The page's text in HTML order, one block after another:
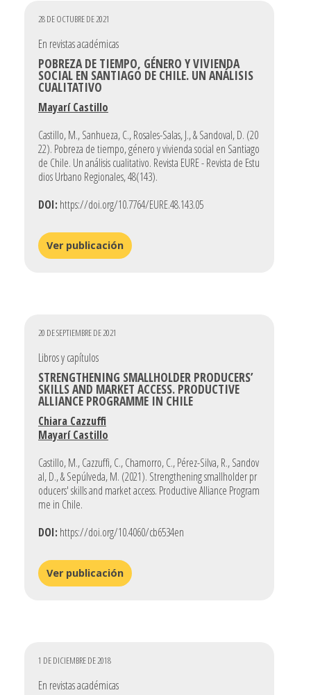
28 DE OCTUBRE DE 2021
En revistas académicas
POBREZA DE TIEMPO, GÉNERO Y VIVIENDA
SOCIAL EN SANTIAGO DE CHILE. UN ANÁLISIS
CUALITATIVO
Mayarí Castillo
Castillo, M., Sanhueza, C., Rosales-Salas, J., & Sandoval, D. (20
22). Pobreza de tiempo, género y vivienda social en Santiago
de Chile. Un análisis cualitativo. Revista EURE - Revista de Estu
dios Urbano Regionales, 48(143).
DOI: https://doi.org/10.7764/EURE.48.143.05
Ver publicación
20 DE SEPTIEMBRE DE 2021
Libros y capítulos
STRENGTHENING SMALLHOLDER PRODUCERS’
SKILLS AND MARKET ACCESS. PRODUCTIVE
ALLIANCE PROGRAMME IN CHILE
Chiara Cazzuffi
Mayarí Castillo
Castillo, M., Cazzuffi, C., Chamorro, C., Pérez-Silva, R., Sandov
al, D., & Sepúlveda, M. (2021). Strengthening smallholder pr
oducers' skills and market access. Productive Alliance Program
me in Chile.
DOI: https://doi.org/10.4060/cb6534en
Ver publicación
1 DE DICIEMBRE DE 2018
En revistas académicas